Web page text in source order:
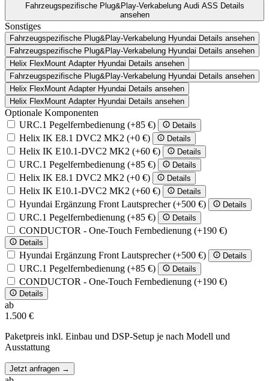
Fahrzeugspezifische Plug&Play-Verkabelung Audi ASS Details
ansehen
Sonstiges
Fahrzeugspezifische Plug&Play-Verkabelung Hyundai Details ansehen
Fahrzeugspezifische Plug&Play-Verkabelung Hyundai Details ansehen
Helix FlexMount Adapter Hyundai Details ansehen
Fahrzeugspezifische Plug&Play-Verkabelung Hyundai Details ansehen
Helix FlexMount Adapter Hyundai Details ansehen
Helix FlexMount Adapter Hyundai Details ansehen
Optionale Komponenten
URC.1 Pegelfernbedienung (+85 €) Details
Helix IK E8.1 DVC2 MK2 (+0 €) Details
Helix IK E10.1-DVC2 MK2 (+60 €) Details
URC.1 Pegelfernbedienung (+85 €) Details
Helix IK E8.1 DVC2 MK2 (+0 €) Details
Helix IK E10.1-DVC2 MK2 (+60 €) Details
Hyundai Ergänzung Front Lautsprecher (+500 €) Details
URC.1 Pegelfernbedienung (+85 €) Details
CONDUCTOR - One-Touch Fernbedienung (+190 €)
Details
Hyundai Ergänzung Front Lautsprecher (+500 €) Details
URC.1 Pegelfernbedienung (+85 €) Details
CONDUCTOR - One-Touch Fernbedienung (+190 €)
Details
ab
1.500 €
Paketpreis inkl. Einbau und DSP-Setup je nach Modell und
Ausstattung
Jetzt anfragen →